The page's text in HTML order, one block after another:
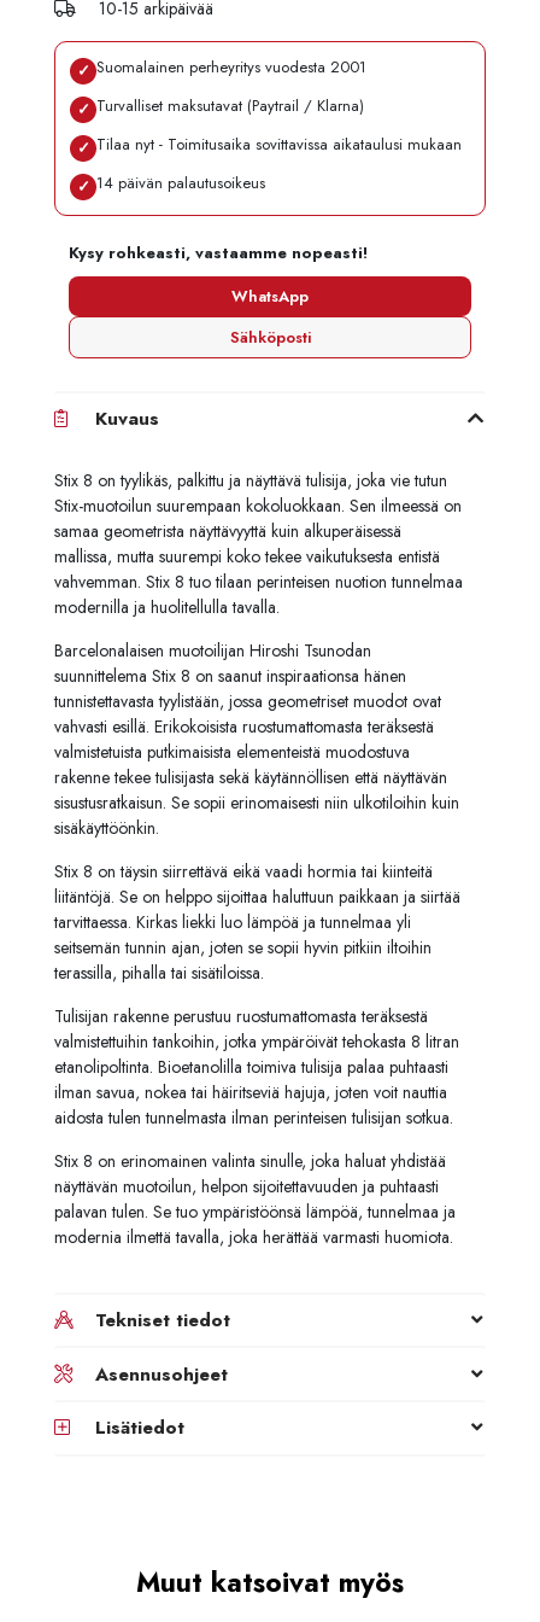
10-15 arkipäivää
✓ Suomalainen perheyritys vuodesta 2001
✓ Turvalliset maksutavat (Paytrail / Klarna)
✓ Tilaa nyt - Toimitusaika sovittavissa aikataulusi mukaan
✓ 14 päivän palautusoikeus
Kysy rohkeasti, vastaamme nopeasti!
WhatsApp
Sähköposti
Kuvaus
Stix 8 on tyylikäs, palkittu ja näyttävä tulisija, joka vie tutun
Stix-muotoilun suurempaan kokoluokkaan. Sen ilmeessä on
samaa geometrista näyttävyyttä kuin alkuperäisessä
mallissa, mutta suurempi koko tekee vaikutuksesta entistä
vahvemman. Stix 8 tuo tilaan perinteisen nuotion tunnelmaa
modernilla ja huolitellulla tavalla.
Barcelonalaisen muotoilijan Hiroshi Tsunodan
suunnittelema Stix 8 on saanut inspiraationsa hänen
tunnistettavasta tyylistään, jossa geometriset muodot ovat
vahvasti esillä. Erikokoisista ruostumattomasta teräksestä
valmistetuista putkimaisista elementeistä muodostuva
rakenne tekee tulisijasta sekä käytännöllisen että näyttävän
sisustusratkaisun. Se sopii erinomaisesti niin ulkotiloihin kuin
sisäkäyttöönkin.
Stix 8 on täysin siirrettävä eikä vaadi hormia tai kiinteitä
liitäntöjä. Se on helppo sijoittaa haluttuun paikkaan ja siirtää
tarvittaessa. Kirkas liekki luo lämpöä ja tunnelmaa yli
seitsemän tunnin ajan, joten se sopii hyvin pitkiin iltoihin
terassilla, pihalla tai sisätiloissa.
Tulisijan rakenne perustuu ruostumattomasta teräksestä
valmistettuihin tankoihin, jotka ympäröivät tehokasta 8 litran
etanolipoltinta. Bioetanolilla toimiva tulisija palaa puhtaasti
ilman savua, nokea tai häiritseviä hajuja, joten voit nauttia
aidosta tulen tunnelmasta ilman perinteisen tulisijan sotkua.
Stix 8 on erinomainen valinta sinulle, joka haluat yhdistää
näyttävän muotoilun, helpon sijoitettavuuden ja puhtaasti
palavan tulen. Se tuo ympäristöönsä lämpöä, tunnelmaa ja
modernia ilmettä tavalla, joka herättää varmasti huomiota.
Tekniset tiedot
Asennusohjeet
Lisätiedot
Muut katsoivat myös